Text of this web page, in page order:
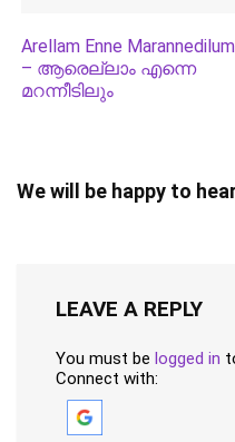
Arellam Enne Marannedilum
– ആരെല്ലാം എന്നെ
മറന്നീടിലും
We will be happy to
LEAVE A REPLY
You must be logged in
Connect with: